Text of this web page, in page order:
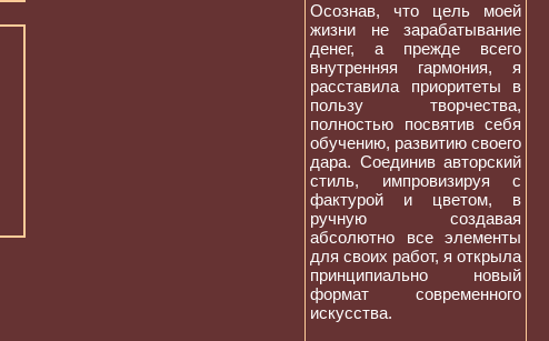
Осознав, что цель моей
жизни не зарабатывание
денег, а прежде всего
внутренняя гармония, я
расставила приоритеты в
пользу творчества,
полностью посвятив себя
обучению, развитию своего
дара. Соединив авторский
стиль, импровизируя с
фактурой и цветом, в
ручную создавая
абсолютно все элементы
для своих работ, я открыла
принципиально новый
формат современного
искусства.